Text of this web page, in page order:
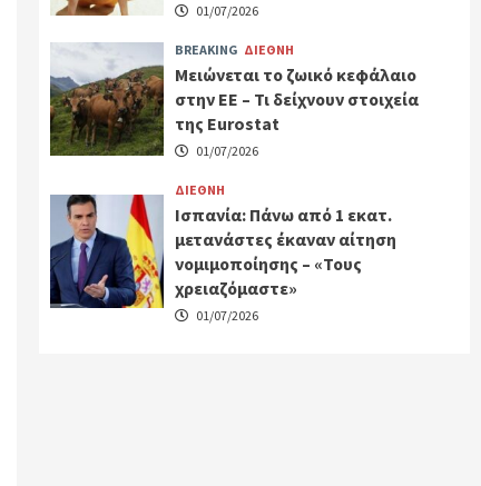
01/07/2026
BREAKING ΔΙΕΘΝΗ
Μειώνεται το ζωικό κεφάλαιο
στην ΕΕ – Τι δείχνουν στοιχεία
της Eurostat
01/07/2026
ΔΙΕΘΝΗ
Ισπανία: Πάνω από 1 εκατ.
μετανάστες έκαναν αίτηση
νομιμοποίησης – «Τους
χρειαζόμαστε»
01/07/2026